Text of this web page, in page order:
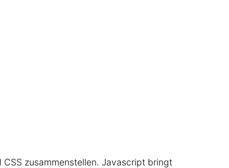
zusammenstellen. Javascript bringt